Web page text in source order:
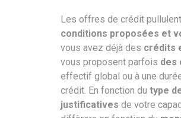
Les offres de crédit
conditions proposées et
vous avez déjà des crédits
vous proposent parfois des
effectif global ou à une
crédit. En fonction du type
justificatives de votre